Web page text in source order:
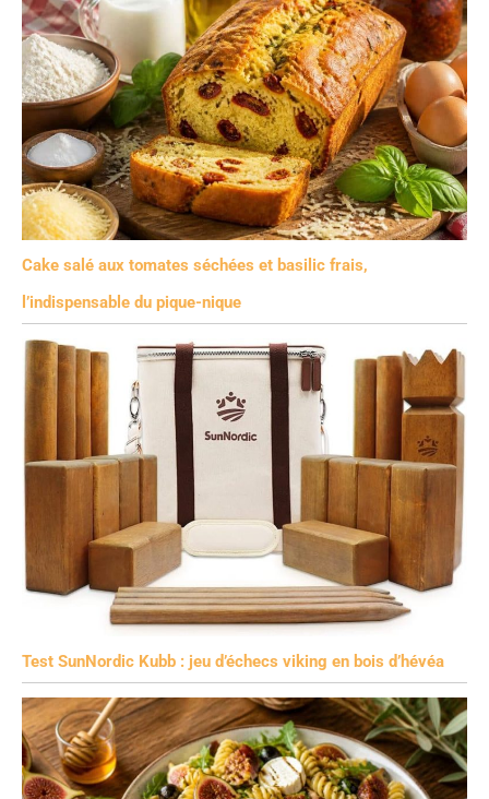
Cake salé aux tomates séchées et basilic frais,
l’indispensable du pique-nique
Test SunNordic Kubb : jeu d’échecs viking en bois d’hévéa